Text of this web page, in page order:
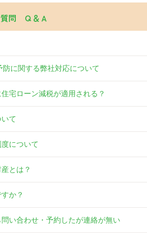
質問 Ｑ＆Ａ
防に関する弊社対応について
宅ローン減税が適用される？
て
について
とは？
か？
い合わせ・予約したが連絡が無い